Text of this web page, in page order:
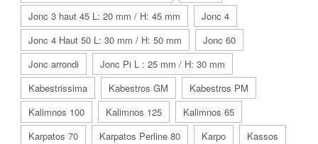
Jonc 3 haut 45 L: 20 mm / H: 45 mm
Jonc 4
Jonc 4 Haut 50 L: 30 mm / H: 50 mm
Jonc 60
Jonc arrondi
Jonc Pi L : 25 mm / H: 30 mm
Kabestrissima
Kabestros GM
Kabestros PM
Kalimnos 100
Kalimnos 125
Kalimnos 65
Karpatos 70
Karpatos Perline 80 Karpo
Kassos